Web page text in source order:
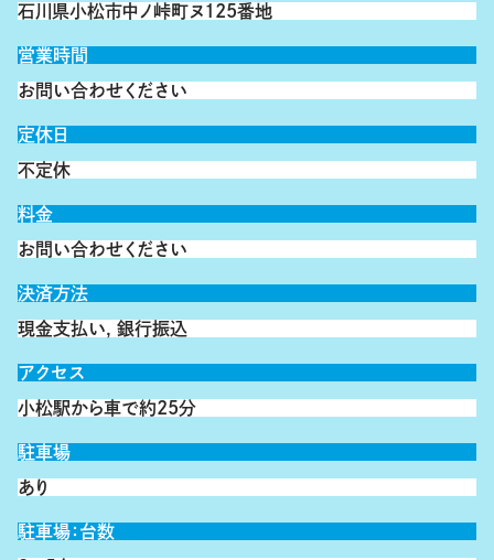
石川県小松市中ノ峠町ヌ125番地
営業時間
お問い合わせください
定休日
不定休
料金
お問い合わせください
決済方法
現金支払い, 銀行振込
アクセス
小松駅から車で約25分
駐車場
あり
駐車場：台数